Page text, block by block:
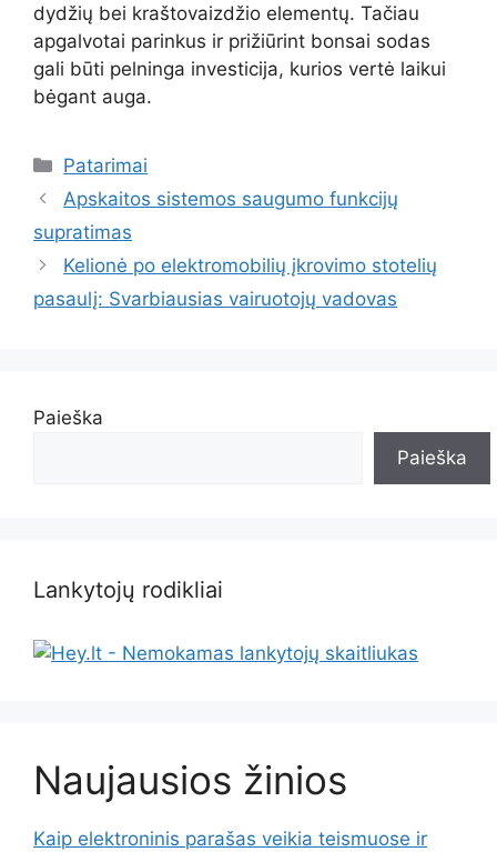
dydžių bei kraštovaizdžio elementų. Tačiau
apgalvotai parinkus ir prižiūrint bonsai sodas
gali būti pelninga investicija, kurios vertė laikui
bėgant auga.
Kategorijos
Patarimai
Apskaitos sistemos saugumo funkcijų
supratimas
Kelionė po elektromobilių įkrovimo stotelių
pasaulį: Svarbiausias vairuotojų vadovas
Paieška
Paieška
Lankytojų rodikliai
Naujausios žinios
Kaip elektroninis parašas veikia teismuose ir